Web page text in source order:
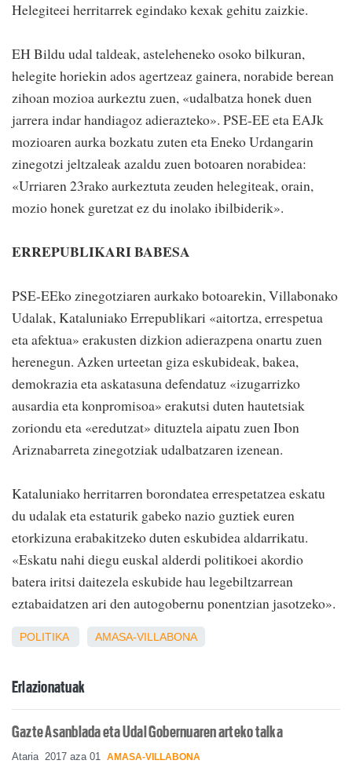
Helegiteei herritarrek egindako kexak gehitu zaizkie.
EH Bildu udal taldeak, asteleheneko osoko bilkuran,
helegite horiekin ados agertzeaz gainera, norabide berean
zihoan mozioa aurkeztu zuen, «udalbatza honek duen
jarrera indar handiagoz adierazteko». PSE-EE eta EAJk
mozioaren aurka bozkatu zuten eta Eneko Urdangarin
zinegotzi jeltzaleak azaldu zuen botoaren norabidea:
«Urriaren 23rako aurkeztuta zeuden helegiteak, orain,
mozio honek guretzat ez du inolako ibilbiderik».
ERREPUBLIKARI BABESA
PSE-EEko zinegotziaren aurkako botoarekin, Villabonako
Udalak, Kataluniako Errepublikari «aitortza, errespetua
eta afektua» erakusten dizkion adierazpena onartu zuen
herenegun. Azken urteetan giza eskubideak, bakea,
demokrazia eta askatasuna defendatuz «izugarrizko
ausardia eta konpromisoa» erakutsi duten hautetsiak
zoriondu eta «eredutzat» dituztela aipatu zuen Ibon
Ariznabarreta zinegotziak udalbatzaren izenean.
Kataluniako herritarren borondatea errespetatzea eskatu
du udalak eta estaturik gabeko nazio guztiek euren
etorkizuna erabakitzeko duten eskubidea aldarrikatu.
«Eskatu nahi diegu euskal alderdi politikoei akordio
batera iritsi daitezela eskubide hau legebiltzarrean
eztabaidatzen ari den autogobernu ponentzian jasotzeko».
POLITIKA AMASA-VILLABONA
Erlazionatuak
Gazte Asanblada eta Udal Gobernuaren arteko talka
Ataria 2017 aza 01 AMASA-VILLABONA